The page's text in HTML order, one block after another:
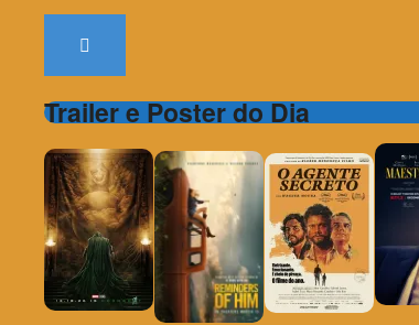
Trailer e Poster do Dia